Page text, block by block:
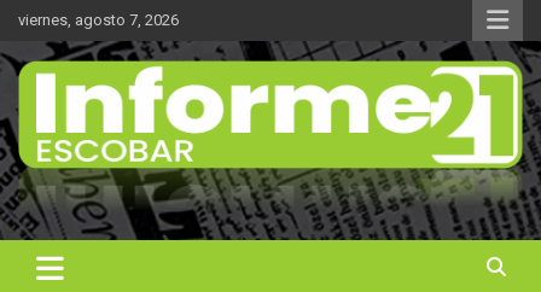
Saltar
contenido
viernes, agosto 7, 2026
Informe 21
Noticas reales